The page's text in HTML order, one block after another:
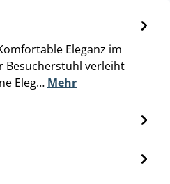
Eleganz im
Besucherstuhl verleiht
Eleg… Mehr